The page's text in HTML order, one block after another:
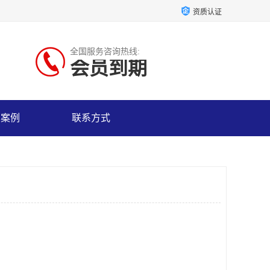
资质认证
全国服务咨询热线:
会员到期
例 联系方式